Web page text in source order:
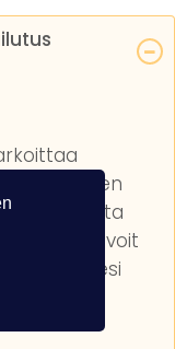
samasta
sen, että voit
itsellesi